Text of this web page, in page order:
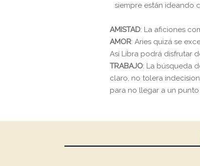
siempre están ideando
AMISTAD: La aficiones
AMOR: Aries quizá se
Así Libra podrá disfrutar
TRABAJO: La búsqueda
claro, no tolera
para no llegar a un